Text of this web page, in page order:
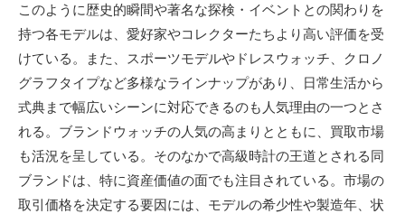
このように歴史的瞬間や著名な探検・イベントとの関わりを
持つ各モデルは、愛好家やコレクターたちより高い評価を受
けている。また、スポーツモデルやドレスウォッチ、クロノ
グラフタイプなど多様なラインナップがあり、日常生活から
式典まで幅広いシーンに対応できるのも人気理由の一つとさ
れる。ブランドウォッチの人気の高まりとともに、買取市場
も活況を呈している。そのなかで高級時計の王道とされる同
ブランドは、特に資産価値の面でも注目されている。市場の
取引価格を決定する要因には、モデルの希少性や製造年、状